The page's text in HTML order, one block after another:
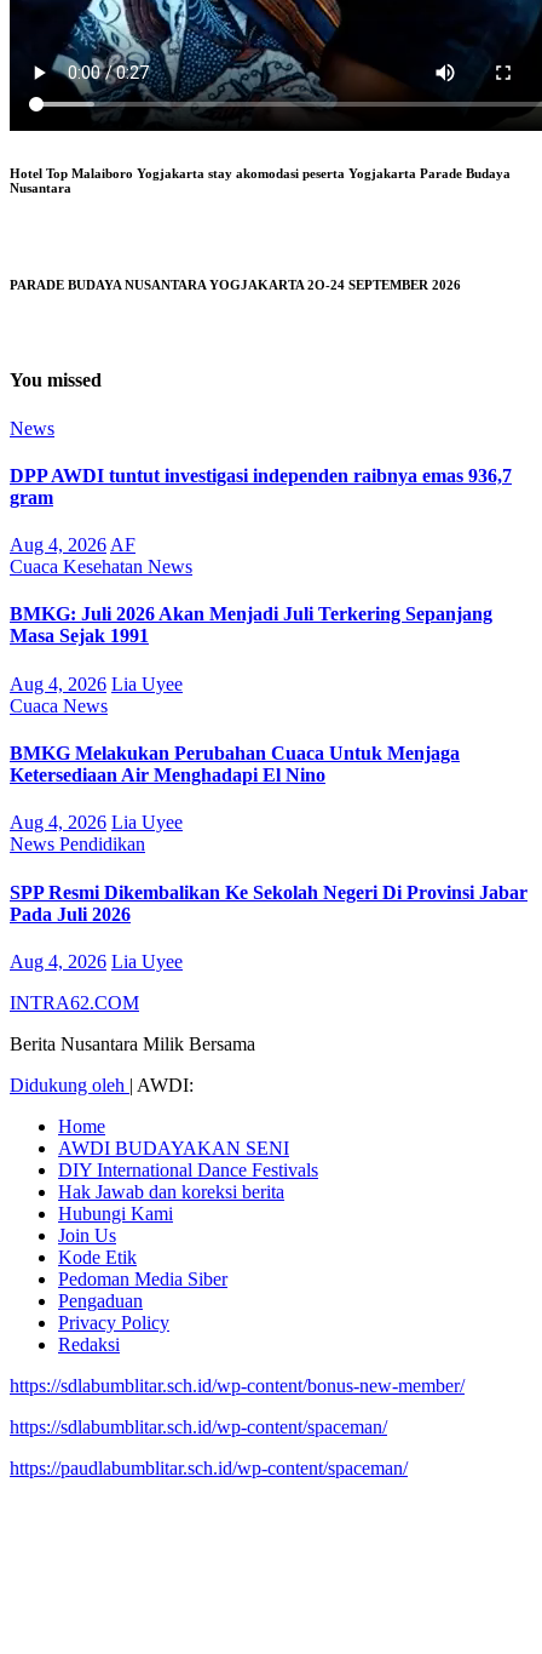
Hotel Top Malaiboro Yogjakarta stay akomodasi peserta Yogjakarta Parade Budaya
Nusantara
PARADE BUDAYA NUSANTARA YOGJAKARTA 2O-24 SEPTEMBER 2026
You missed
News
DPP AWDI tuntut investigasi independen raibnya emas 936,7
gram
Aug 4, 2026 AF
Cuaca Kesehatan News
BMKG: Juli 2026 Akan Menjadi Juli Terkering Sepanjang
Masa Sejak 1991
Aug 4, 2026 Lia Uyee
Cuaca News
BMKG Melakukan Perubahan Cuaca Untuk Menjaga
Ketersediaan Air Menghadapi El Nino
Aug 4, 2026 Lia Uyee
News Pendidikan
SPP Resmi Dikembalikan Ke Sekolah Negeri Di Provinsi Jabar
Pada Juli 2026
Aug 4, 2026 Lia Uyee
INTRA62.COM
Berita Nusantara Milik Bersama
Didukung oleh | AWDI:
Home
AWDI BUDAYAKAN SENI
DIY International Dance Festivals
Hak Jawab dan koreksi berita
Hubungi Kami
Join Us
Kode Etik
Pedoman Media Siber
Pengaduan
Privacy Policy
Redaksi
https://sdlabumblitar.sch.id/wp-content/bonus-new-member/
https://sdlabumblitar.sch.id/wp-content/spaceman/
https://paudlabumblitar.sch.id/wp-content/spaceman/